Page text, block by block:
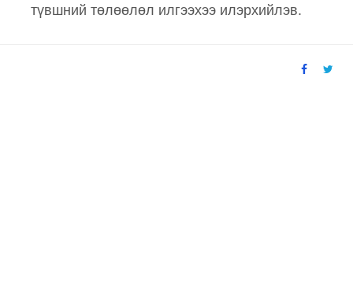
түвшний төлөөлөл илгээхээ илэрхийлэв.